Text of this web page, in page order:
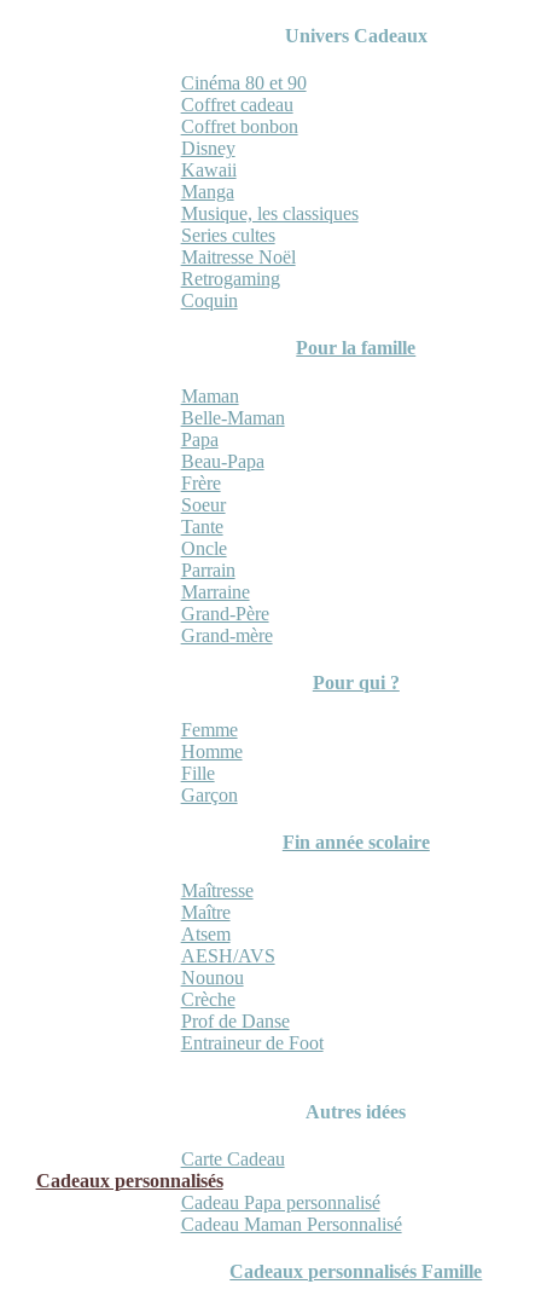
Univers Cadeaux
Cinéma 80 et 90
Coffret cadeau
Coffret bonbon
Disney
Kawaii
Manga
Musique, les classiques
Series cultes
Maitresse Noël
Retrogaming
Coquin
Pour la famille
Maman
Belle-Maman
Papa
Beau-Papa
Frère
Soeur
Tante
Oncle
Parrain
Marraine
Grand-Père
Grand-mère
Pour qui ?
Femme
Homme
Fille
Garçon
Fin année scolaire
Maîtresse
Maître
Atsem
AESH/AVS
Nounou
Crèche
Prof de Danse
Entraineur de Foot
Autres idées
Carte Cadeau
Cadeaux personnalisés
Cadeau Papa personnalisé
Cadeau Maman Personnalisé
Cadeaux personnalisés Famille